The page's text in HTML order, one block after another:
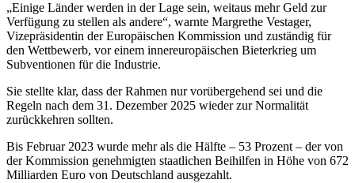
„Einige Länder werden in der Lage sein, weitaus mehr Geld zur
Verfügung zu stellen als andere“, warnte Margrethe Vestager,
Vizepräsidentin der Europäischen Kommission und zuständig für
den Wettbewerb, vor einem innereuropäischen Bieterkrieg um
Subventionen für die Industrie.
Sie stellte klar, dass der Rahmen nur vorübergehend sei und die
Regeln nach dem 31. Dezember 2025 wieder zur Normalität
zurückkehren sollten.
Bis Februar 2023 wurde mehr als die Hälfte – 53 Prozent – der von
der Kommission genehmigten staatlichen Beihilfen in Höhe von 672
Milliarden Euro von Deutschland ausgezahlt.